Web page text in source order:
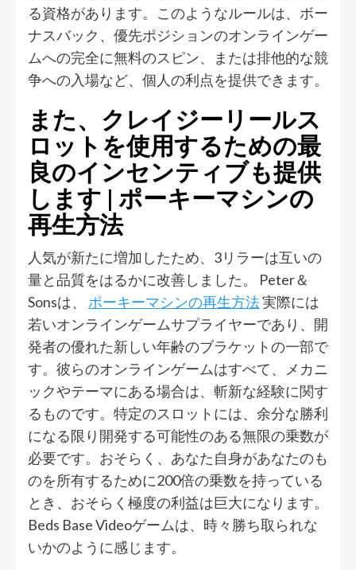
る資格があります。このようなルールは、ボー
ナスバック、優先ポジションのオンラインゲー
ムへの完全に無料のスピン、または排他的な競
争への入場など、個人の利点を提供できます。
また、クレイジーリールス
ロットを使用するための最
良のインセンティブも提供
します | ポーキーマシンの
再生方法
人気が新たに増加したため、3リラーは互いの
量と品質をはるかに改善しました。 Peter＆
Sonsは、 ポーキーマシンの再生方法実際には
若いオンラインゲームサプライヤーであり、開
発者の優れた新しい年齢のブラケットの一部で
す。彼らのオンラインゲームはすべて、メカニ
ックやテーマにある場合は、斬新な経験に関す
るものです。特定のスロットには、余分な勝利
になる限り開発する可能性のある無限の乗数が
必要です。おそらく、あなた自身があなたのも
のを所有するために200倍の乗数を持っている
とき、おそらく極度の利益は巨大になります。
Beds Base Videoゲームは、時々勝ち取られな
いかのように感じます。